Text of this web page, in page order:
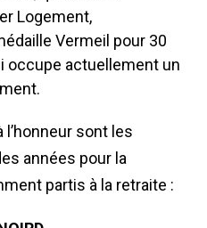
Logement,
Vermeil pour 30
occupe actuellement un
sont les
années pour la
partis à la retraite :